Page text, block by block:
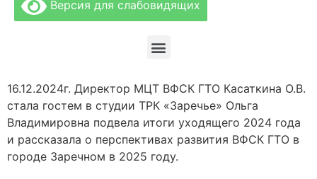
Версия для слабовидящих
16.12.2024г. Директор МЦТ ВФСК ГТО Касаткина О.В.
стала гостем в студии ТРК «Заречье» Ольга
Владимировна подвела итоги уходящего 2024 года
и рассказала о перспективах развития ВФСК ГТО в
городе Заречном в 2025 году.